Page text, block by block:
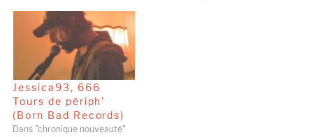
Jessica93, 666
Tours de périph’
(Born Bad Records)
Dans "chronique nouveauté"